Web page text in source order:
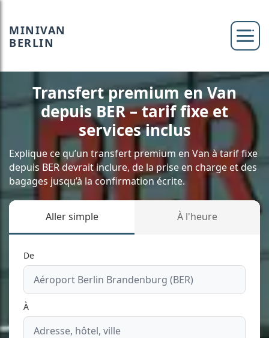
MINIVAN
BERLIN
Transfert premium en Van
depuis BER – tarif fixe et
services inclus
Explique ce qu’un transfert premium en Van à tarif fixe
depuis BER devrait inclure, de la prise en charge et des
bagages jusqu’à la confirmation écrite.
Aller simple À l'heure
De
À